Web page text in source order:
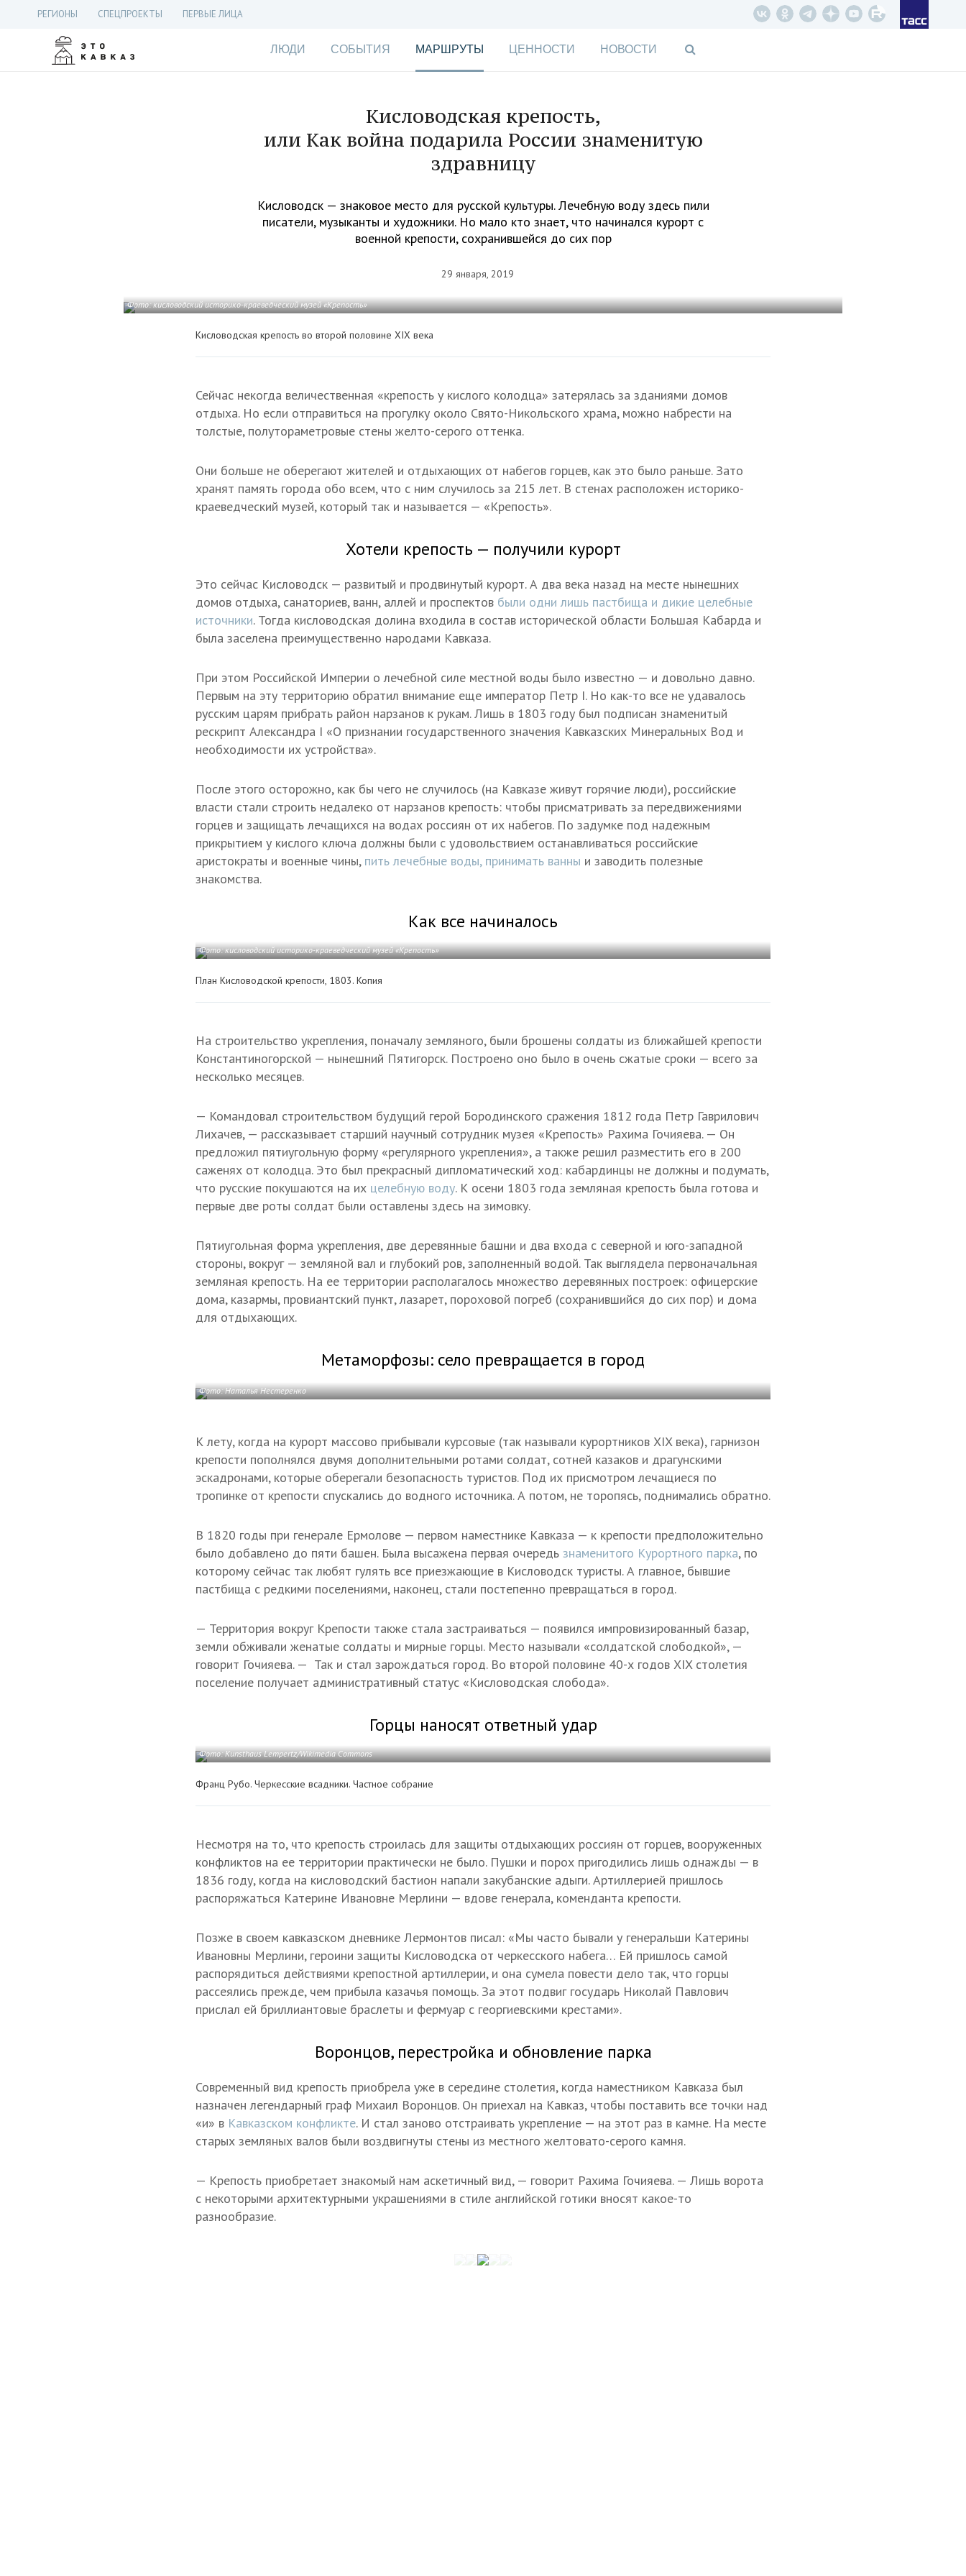
РЕГИОНЫ СПЕЦПРОЕКТЫ ПЕРВЫЕ ЛИЦА
ЛЮДИ СОБЫТИЯ МАРШРУТЫ ЦЕННОСТИ НОВОСТИ
Кисловодская крепость,
или Как война подарила России знаменитую
здравницу
Кисловодск — знаковое место для русской культуры. Лечебную воду здесь пили
писатели, музыканты и художники. Но мало кто знает, что начинался курорт с
военной крепости, сохранившейся до сих пор
29 января, 2019
Фото: кисловодский историко-краеведческий музей «Крепость»
Кисловодская крепость во второй половине XIX века
Сейчас некогда величественная «крепость у кислого колодца» затерялась за зданиями домов
отдыха. Но если отправиться на прогулку около Свято-Никольского храма, можно набрести на
толстые, полутораметровые стены желто-серого оттенка.
Они больше не оберегают жителей и отдыхающих от набегов горцев, как это было раньше. Зато
хранят память города обо всем, что с ним случилось за 215 лет. В стенах расположен историко-
краеведческий музей, который так и называется — «Крепость».
Хотели крепость — получили курорт
Это сейчас Кисловодск — развитый и продвинутый курорт. А два века назад на месте нынешних
домов отдыха, санаториев, ванн, аллей и проспектов были одни лишь пастбища и дикие целебные
источники. Тогда кисловодская долина входила в состав исторической области Большая Кабарда и
была заселена преимущественно народами Кавказа.
При этом Российской Империи о лечебной силе местной воды было известно — и довольно давно.
Первым на эту территорию обратил внимание еще император Петр I. Но как-то все не удавалось
русским царям прибрать район нарзанов к рукам. Лишь в 1803 году был подписан знаменитый
рескрипт Александра I «О признании государственного значения Кавказских Минеральных Вод и
необходимости их устройства».
После этого осторожно, как бы чего не случилось (на Кавказе живут горячие люди), российские
власти стали строить недалеко от нарзанов крепость: чтобы присматривать за передвижениями
горцев и защищать лечащихся на водах россиян от их набегов. По задумке под надежным
прикрытием у кислого ключа должны были с удовольствием останавливаться российские
аристократы и военные чины, пить лечебные воды, принимать ванны и заводить полезные
знакомства.
Как все начиналось
Фото: кисловодский историко-краеведческий музей «Крепость»
План Кисловодской крепости, 1803. Копия
На строительство укрепления, поначалу земляного, были брошены солдаты из ближайшей крепости
Константиногорской — нынешний Пятигорск. Построено оно было в очень сжатые сроки — всего за
несколько месяцев.
— Командовал строительством будущий герой Бородинского сражения 1812 года Петр Гаврилович
Лихачев, — рассказывает старший научный сотрудник музея «Крепость» Рахима Гочияева. — Он
предложил пятиугольную форму «регулярного укрепления», а также решил разместить его в 200
саженях от колодца. Это был прекрасный дипломатический ход: кабардинцы не должны и подумать,
что русские покушаются на их целебную воду. К осени 1803 года земляная крепость была готова и
первые две роты солдат были оставлены здесь на зимовку.
Пятиугольная форма укрепления, две деревянные башни и два входа с северной и юго-западной
стороны, вокруг — земляной вал и глубокий ров, заполненный водой. Так выглядела первоначальная
земляная крепость. На ее территории располагалось множество деревянных построек: офицерские
дома, казармы, провиантский пункт, лазарет, пороховой погреб (сохранившийся до сих пор) и дома
для отдыхающих.
Метаморфозы: село превращается в город
Фото: Наталья Нестеренко
К лету, когда на курорт массово прибывали курсовые (так называли курортников XIX века), гарнизон
крепости пополнялся двумя дополнительными ротами солдат, сотней казаков и драгунскими
эскадронами, которые оберегали безопасность туристов. Под их присмотром лечащиеся по
тропинке от крепости спускались до водного источника. А потом, не торопясь, поднимались обратно.
В 1820 годы при генерале Ермолове — первом наместнике Кавказа — к крепости предположительно
было добавлено до пяти башен. Была высажена первая очередь знаменитого Курортного парка, по
которому сейчас так любят гулять все приезжающие в Кисловодск туристы. А главное, бывшие
пастбища с редкими поселениями, наконец, стали постепенно превращаться в город.
— Территория вокруг Крепости также стала застраиваться — появился импровизированный базар,
земли обживали женатые солдаты и мирные горцы. Место называли «солдатской слободкой», —
говорит Гочияева. — Так и стал зарождаться город. Во второй половине 40-х годов XIX столетия
поселение получает административный статус «Кисловодская слобода».
Горцы наносят ответный удар
Фото: Kunsthaus Lempertz/Wikimedia Commons
Франц Рубо. Черкесские всадники. Частное собрание
Несмотря на то, что крепость строилась для защиты отдыхающих россиян от горцев, вооруженных
конфликтов на ее территории практически не было. Пушки и порох пригодились лишь однажды — в
1836 году, когда на кисловодский бастион напали закубанские адыги. Артиллерией пришлось
распоряжаться Катерине Ивановне Мерлини — вдове генерала, коменданта крепости.
Позже в своем кавказском дневнике Лермонтов писал: «Мы часто бывали у генеральши Катерины
Ивановны Мерлини, героини защиты Кисловодска от черкесского набега… Ей пришлось самой
распорядиться действиями крепостной артиллерии, и она сумела повести дело так, что горцы
рассеялись прежде, чем прибыла казачья помощь. За этот подвиг государь Николай Павлович
прислал ей бриллиантовые браслеты и фермуар с георгиевскими крестами».
Воронцов, перестройка и обновление парка
Современный вид крепость приобрела уже в середине столетия, когда наместником Кавказа был
назначен легендарный граф Михаил Воронцов. Он приехал на Кавказ, чтобы поставить все точки над
«и» в Кавказском конфликте. И стал заново отстраивать укрепление — на этот раз в камне. На месте
старых земляных валов были воздвигнуты стены из местного желтовато-серого камня.
— Крепость приобретает знакомый нам аскетичный вид, — говорит Рахима Гочияева. — Лишь ворота
с некоторыми архитектурными украшениями в стиле английской готики вносят какое-то
разнообразие.